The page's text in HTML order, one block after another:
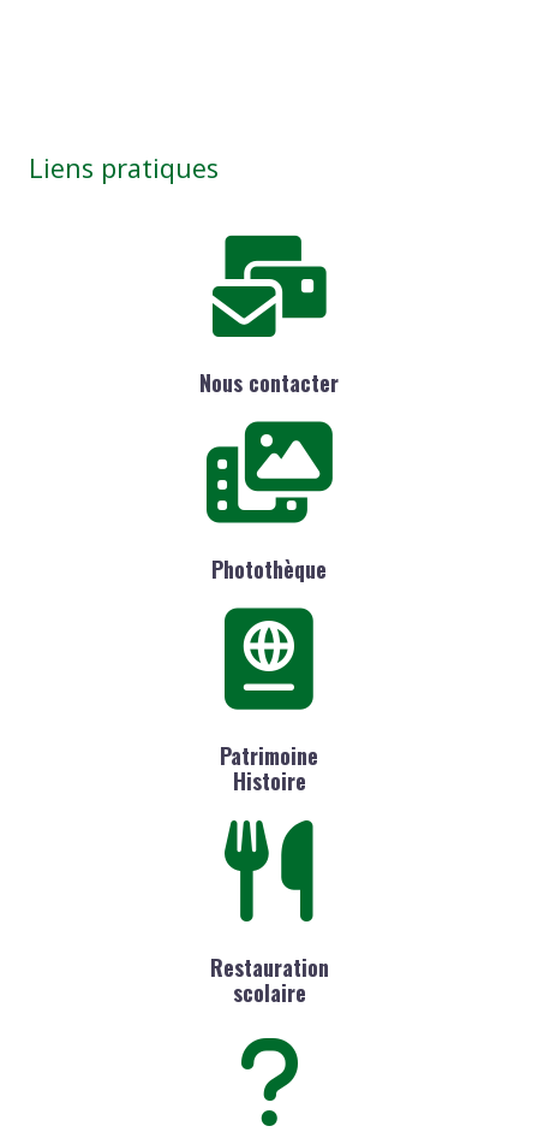
Liens pratiques
Nous contacter
Photothèque
Patrimoine
Histoire
Restauration
scolaire